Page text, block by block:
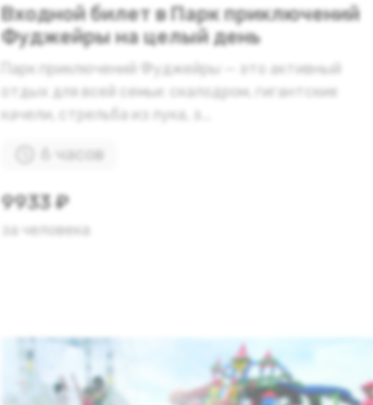
Входной билет в Парк приключений
Фуджейры на целый день
Парк приключений Фуджейры — это активный
отдых для всей семьи: скалодром, гигантские
качели, стрельба из лука, з...
6 часов
9933 ₽
за человека